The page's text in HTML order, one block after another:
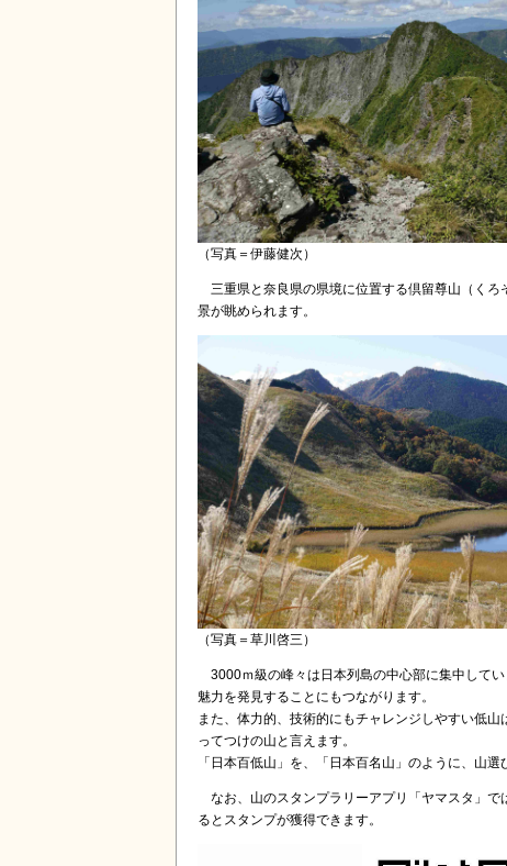
（写真＝伊藤健次）
三重県と奈良県の県境に位置する倶留尊山（くろ
景が眺められます。
（写真＝草川啓三）
3000ｍ級の峰々は日本列島の中心部に集中して
魅力を発見することにもつながります。
また、体力的、技術的にもチャレンジしやすい低
ってつけの山と言えます。
「日本百低山」を、「日本百名山」のように、山
なお、山のスタンプラリーアプリ「ヤマスタ」で
るとスタンプが獲得できます。